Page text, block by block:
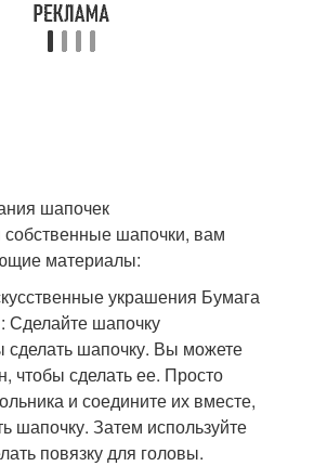
шапочек
собственные шапочки, вам
материалы:
украшения Бумага
Сделайте шапочку
шапочку. Вы можете
чтобы сделать ее. Просто
и соедините их вместе,
шапочку. Затем используйте
повязку для головы.